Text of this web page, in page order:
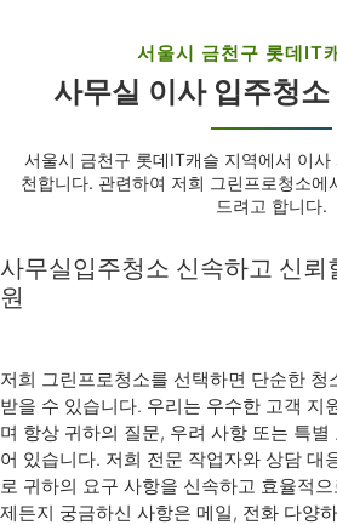
서울시 금천구 롯데IT
사무실 이사 입주청
서울시 금천구 롯데IT캐슬 지역에서 이
천합니다. 관련하여 저희 그린프로청소에
드려고 합니다.
사무실입주청소 신속하고 신뢰
원
저희 그린프로청소를 선택하면 단순한 청
받을 수 있습니다. 우리는 우수한 고객 지
며 항상 귀하의 질문, 우려 사항 또는 특
어 있습니다. 저희 전문 작업자와 상담 대
로 귀하의 요구 사항을 신속하고 효율적
제든지 궁금하신 사항은 메일, 전화 다양